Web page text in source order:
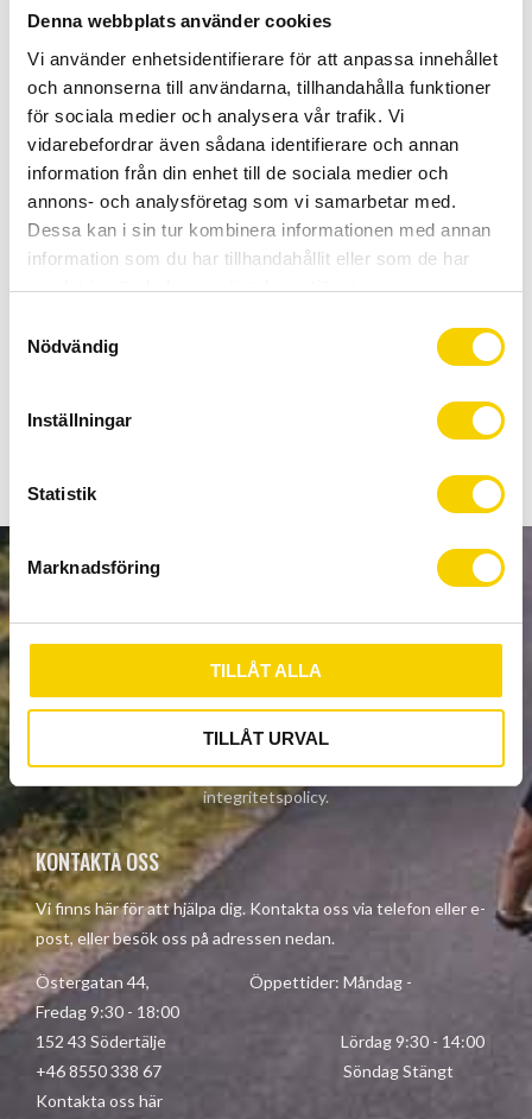
Denna webbplats använder cookies
Vi använder enhetsidentifierare för att anpassa innehållet
och annonserna till användarna, tillhandahålla funktioner
för sociala medier och analysera vår trafik. Vi
vidarebefordrar även sådana identifierare och annan
information från din enhet till de sociala medier och
annons- och analysföretag som vi samarbetar med.
Dessa kan i sin tur kombinera informationen med annan
information som du har tillhandahållit eller som de har
samlat in när du har använt deras tjänster.
e
s
v
l
Nödvändig
Inställningar
Statistik
Marknadsföring
TILLÅT ALLA
TILLÅT URVAL
Certifierad cykelservice & Shimano Service Center
Allt inom cykel på ett ställe
Kunnig personal och hög kundnöjdhet
Lagerstatus
Beställningsvara
Artikelnr
4030046001440
Defender TX Mudguard 28" från Topeak är stänkskydd for
Skärmarna går snabbt och enkelt att montera och passar
PRENUMERERA
Dina personuppgifter behandlas i enlighet med vår
integritetspolicy.
KONTAKTA OSS
Vi finns här för att hjälpa dig. Kontakta oss via telefon eller e-
post, eller besök oss på adressen nedan.
Östergatan 44, Öppettider: Måndag -
Fredag 9:30 - 18:00
152 43 Södertälje Lördag 9:30 - 14:00
+46 8550 338 67 Söndag Stängt
Kontakta oss här